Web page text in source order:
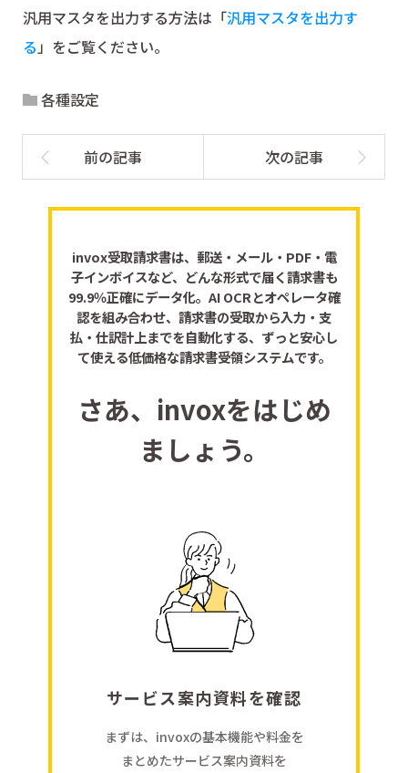
汎用マスタを出力する方法は「汎用マスタを出力す
る 」をご覧ください。
各種設定
invox受取請求書は、郵送・メール・PDF・電
子インボイスなど、どんな形式で届く請求書も
99.9％正確にデータ化。AI OCRとオペレータ確
認を組み合わせ、請求書の受取から入力・支
払・仕訳計上までを自動化する、ずっと安心し
て使える低価格な請求書受領システムです。
さあ、invoxをはじめ
ましょう。
サービス案内資料を確認
まずは、invoxの基本機能や料金を
まとめたサービス案内資料を